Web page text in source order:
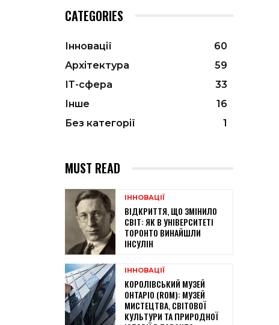
CATEGORIES
Інновації
60
Архітектура
59
ІТ-сфера
33
Інше
16
Без категорії
1
MUST READ
ІННОВАЦІЇ
ВІДКРИТТЯ, ЩО ЗМІНИЛО
СВІТ: ЯК В УНІВЕРСИТЕТІ
ТОРОНТО ВИНАЙШЛИ
ІНСУЛІН
ІННОВАЦІЇ
КОРОЛІВСЬКИЙ МУЗЕЙ
ОНТАРІО (ROM): МУЗЕЙ
МИСТЕЦТВА, СВІТОВОЇ
КУЛЬТУРИ ТА ПРИРОДНОЇ